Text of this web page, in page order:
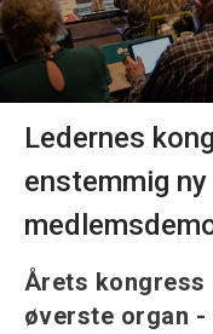
Ledernes
enstemmig
Årets kongress
øverste organ -